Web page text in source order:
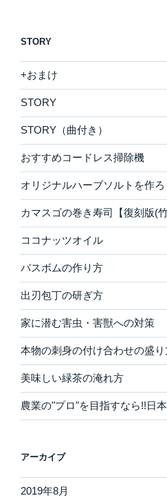
STORY
+おまけ
STORY
STORY（曲付き）
おすすめコードレス掃除機
オリジナルハーブソルトを作ろ
カマスゴの巻き寿司【復刻版(
ココナッツオイル
バスボムの作り方
出刃包丁の研ぎ方
家に潜む害虫・害獣への対策
本物の刺身の付け合わせの盛り
美味しい緑茶の淹れ方
農業の"プロ"を目指すなら!!日
アーカイブ
2019年8月